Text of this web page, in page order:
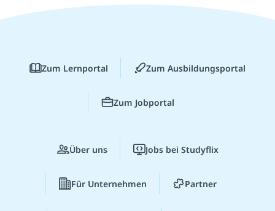
Zum Lernportal Zum Ausbildungsportal
Zum Jobportal
Über uns Jobs bei Studyflix
Für Unternehmen Partner